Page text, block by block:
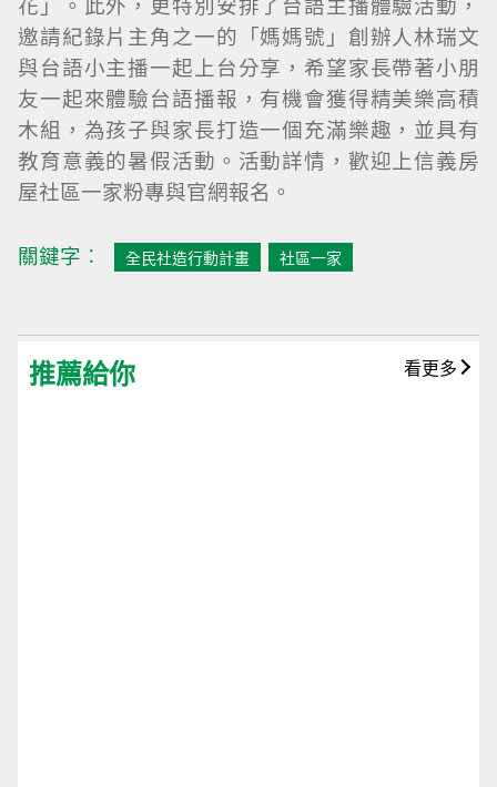
邀請紀錄片主角之一的「媽媽號」創辦人林瑞文
與台語小主播一起上台分享，希望家長帶著小朋
友一起來體驗台語播報，有機會獲得精美樂高積
木組，為孩子與家長打造一個充滿樂趣，並具有
教育意義的暑假活動。活動詳情，歡迎上信義房
屋社區一家粉專與官網報名。
關鍵字︰ 全民社造行動計畫 社區一家
推薦給你 看更多